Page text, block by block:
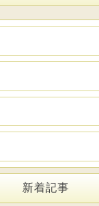
新着記事